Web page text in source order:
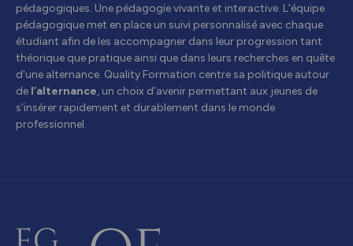
pédagogiques. Une pédagogie vivante et interactive. L'équipe
pédagogique met en place un suivi personnalisé avec chaque
étudiant afin de les accompagner dans leur progression tant
théorique que pratique ainsi que dans leurs recherches en quête
d'une alternance. Quality Formation centre sa politique autour
de l’alternance, un choix d’avenir permettant aux jeunes de
s’insérer rapidement et durablement dans le monde
professionnel.